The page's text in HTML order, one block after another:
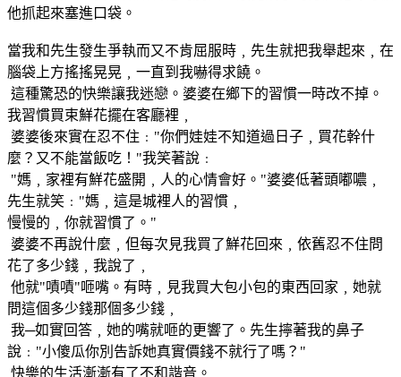
他抓起來塞進口袋。
當我和先生發生爭執而又不肯屈服時﹐先生就把我舉起來﹐在
腦袋上方搖搖晃晃﹐一直到我嚇得求饒。
這種驚恐的快樂讓我迷戀。婆婆在鄉下的習慣一時改不掉。
我習慣買束鮮花擺在客廳裡﹐
婆婆後來實在忍不住﹕"你們娃娃不知道過日子﹐買花幹什
麼？又不能當飯吃！"我笑著說﹕
"媽﹐家裡有鮮花盛開﹐人的心情會好。"婆婆低著頭嘟噥﹐
先生就笑﹕"媽﹐這是城裡人的習慣﹐
慢慢的﹐你就習慣了。"
婆婆不再說什麼﹐但每次見我買了鮮花回來﹐依舊忍不住問
花了多少錢﹐我說了﹐
他就"嘖嘖"咂嘴。有時﹐見我買大包小包的東西回家﹐她就
問這個多少錢那個多少錢﹐
我─如實回答﹐她的嘴就咂的更響了。先生擰著我的鼻子
說﹕"小傻瓜你別告訴她真實價錢不就行了嗎？"
快樂的生活漸漸有了不和諧音。